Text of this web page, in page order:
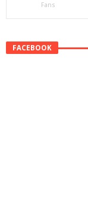
Fans
FACEBOOK